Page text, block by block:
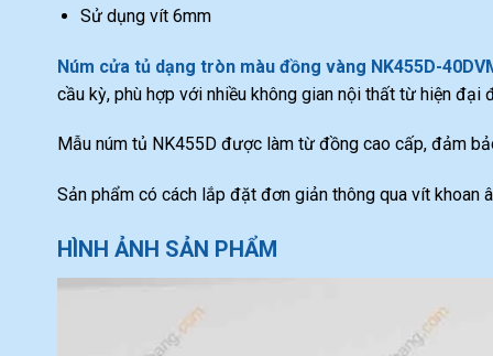
Sử dụng vít 6mm
Núm cửa tủ dạng tròn màu đồng vàng NK455D-
cầu kỳ, phù hợp với nhiều không gian nội thất từ hiện đại
Mẫu núm tủ NK455D được làm từ đồng cao cấp, đảm
Sản phẩm có cách lắp đặt đơn giản thông qua vít khoan
HÌNH ẢNH SẢN PHẨM